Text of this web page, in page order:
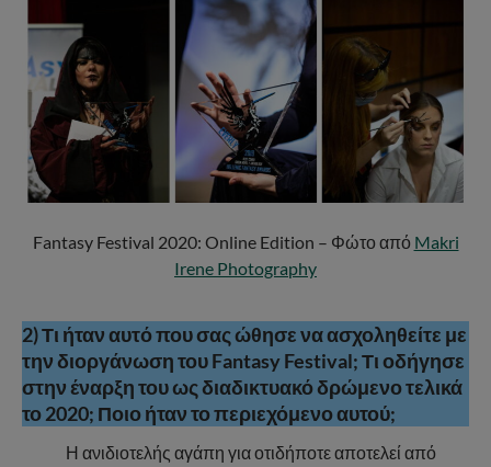
Fantasy Festival 2020: Online Edition – Φώτο από Makri
Irene Photography
2) Τι ήταν αυτό που σας ώθησε να ασχοληθείτε με
την διοργάνωση του Fantasy Festival; Τι οδήγησε
στην έναρξη του ως διαδικτυακό δρώμενο τελικά
το 2020; Ποιο ήταν το περιεχόμενο αυτού;
Η ανιδιοτελής αγάπη για οτιδήποτε αποτελεί από